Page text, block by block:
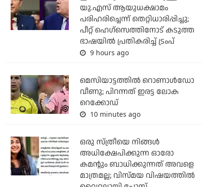
യു.എസ് ആയുധക്ഷാമം
പരിഹരിച്ചെന്ന് തെറ്റിധാരിപ്പിച്ചു;
പീറ്റ് ഹെഗ്‌സെത്തിനോട് കടുത്ത
ഭാഷയില്‍ പ്രതികരിച്ച് ട്രംപ്
9 hours ago
മെസിയാട്ടത്തില്‍ റൊണാള്‍ഡോ
വീണു; പിറന്നത് ഇരട്ട ലോക
റെക്കോഡ്
10 minutes ago
ഒരു സ്ത്രീയെ നിങ്ങള്‍
അധിക്ഷേപിക്കുന്ന ഓരോ
കമന്റും ബാധിക്കുന്നത് അവളെ
മാത്രമല്ല; വിസ്മയ വിഷയത്തില്‍